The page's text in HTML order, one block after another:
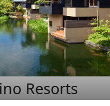
Resorts